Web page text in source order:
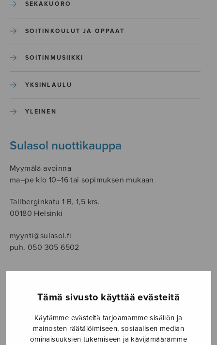
Tämä sivusto käyttää evästeitä
Käytämme evästeitä tarjoamamme sisällön ja
mainosten räätälöimiseen, sosiaalisen median
ominaisuuksien tukemiseen ja kävijämäärämme
SEKAKUORO
SOITINKOULUT JA OPPAAT
SOITINMUSIIKKI
YKSINLAULU
YLEINEN
Sulasol nuottikauppa
Myymälä avoinna
ma–pe klo 10–16 tai sopimuksen mukaan
Tallberginkatu 1 B, 1,5 krs.
00180 Helsinki
myynti@sulasol.fi
puh. 050 305 6502
NÄYTÄ KARTALLA
Etusivu Nuottikauppa ›
Three
Poems by Walt Whitman